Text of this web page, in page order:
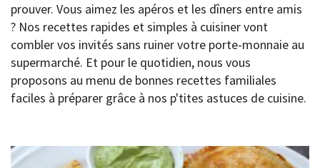
prouver. Vous aimez les apéros et les dîners entre amis
? Nos recettes rapides et simples à cuisiner vont
combler vos invités sans ruiner votre porte-monnaie au
supermarché. Et pour le quotidien, nous vous
proposons au menu de bonnes recettes familiales
faciles à préparer grâce à nos p'tites astuces de cuisine.